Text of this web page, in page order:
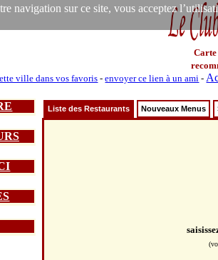
navigation sur ce site, vous acceptez
Carte
ville dans vos favoris -envoyer ce lien à un ami -
Liste des Restaurants Nouveaux Menus